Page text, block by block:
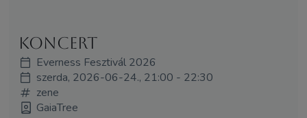
koncert
Everness Fesztivál 2026
szerda, 2026-06-24., 21:00 - 22:30
zene
GaiaTree